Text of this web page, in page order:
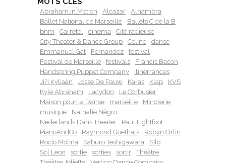
Abraham.In.Motion Alcazar
Alhambra
Ballet National de Marseille
Ballets C de la B
bnm
Carretel cinéma
Cité radieuse
City Theater & Dance Group
Coline
danse
Emmanuel Gat
Fernandez
festival
Festival de Marseille
festivals
Francis Bacon
Handspring Puppet Company
Itinerrances
Ji?i Kyliaàn
Josse De Pauw Karas Klap
KVS
Kyle Abraham
Lacydon
Le Corbusier
Maison pour la Danse
marseille
Minoterie
musique
Nathalie Négro
Nederlands Dans Theater
Paul Lightfoot
PianoAndCo
Raymond Goethals
Robyn Orlin
Rocío Molina
Saburo Teshigawara
Silo
Sol Leon
sortie sorties sortir
Théâtre